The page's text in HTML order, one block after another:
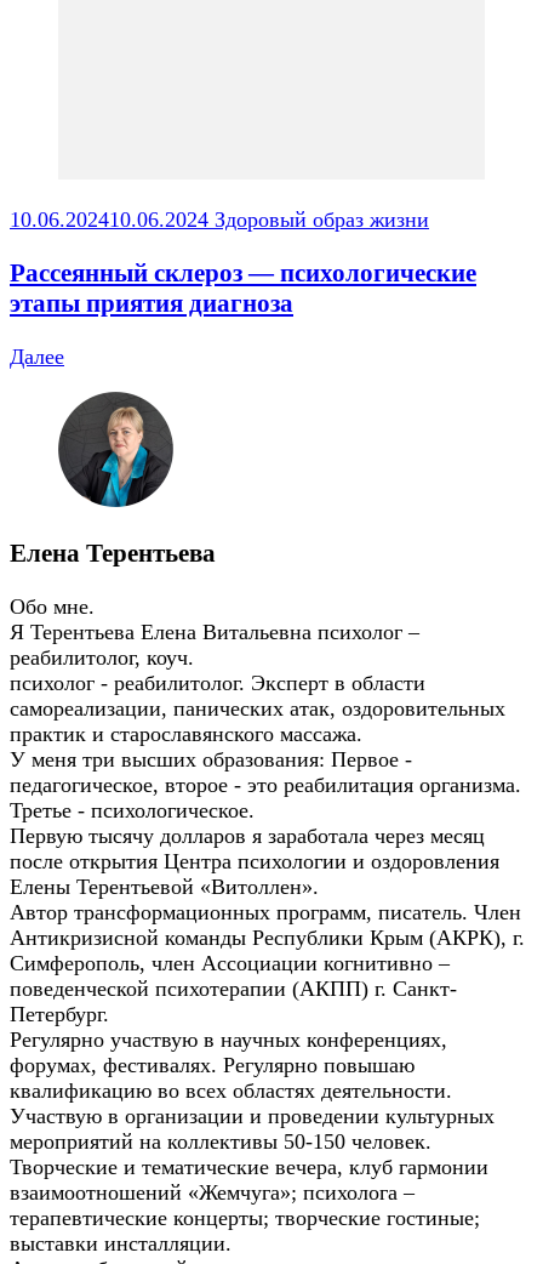
10.06.202410.06.2024 Здоровый образ жизни
Рассеянный склероз — психологические
этапы приятия диагноза
Далее
Елена Терентьева
Обо мне.
Я Терентьева Елена Витальевна психолог –
реабилитолог, коуч.
психолог - реабилитолог. Эксперт в области
самореализации, панических атак, оздоровительных
практик и старославянского массажа.
У меня три высших образования: Первое -
педагогическое, второе - это реабилитация организма.
Третье - психологическое.
Первую тысячу долларов я заработала через месяц
после открытия Центра психологии и оздоровления
Елены Терентьевой «Витоллен».
Автор трансформационных программ, писатель. Член
Антикризисной команды Республики Крым (АКРК), г.
Симферополь, член Ассоциации когнитивно –
поведенческой психотерапии (АКПП) г. Санкт-
Петербург.
Регулярно участвую в научных конференциях,
форумах, фестивалях. Регулярно повышаю
квалификацию во всех областях деятельности.
Участвую в организации и проведении культурных
мероприятий на коллективы 50-150 человек.
Творческие и тематические вечера, клуб гармонии
взаимоотношений «Жемчуга»; психолога –
терапевтические концерты; творческие гостиные;
выставки инсталляции.